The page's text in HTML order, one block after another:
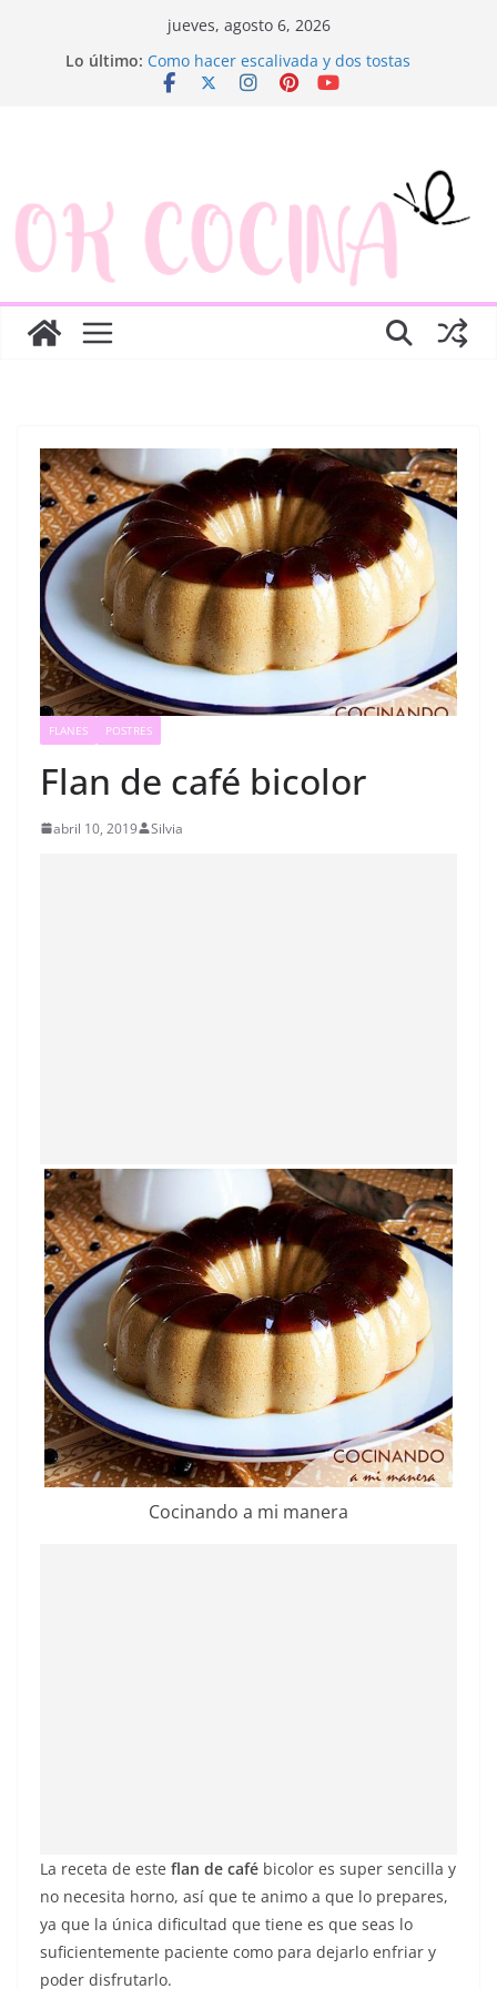
jueves, agosto 6, 2026
Lo último: Como hacer escalivada y dos tostas
Trenza de hojaldre con jamón y queso
FLANES POSTRES
Flan de café bicolor
abril 10, 2019 Silvia
Cocinando a mi manera
La receta de este flan de café bicolor es super sencilla y
no necesita horno, así que te animo a que lo prepares,
ya que la única dificultad que tiene es que seas lo
suficientemente paciente como para dejarlo enfriar y
poder disfrutarlo.